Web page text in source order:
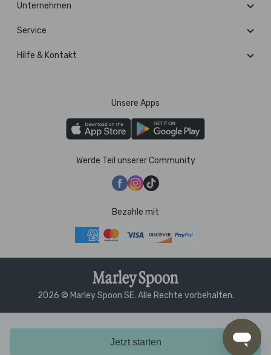
Jetzt starten
Unternehmen
Service
Hilfe & Kontakt
Unsere Apps
Werde Teil unserer Community
Bezahle mit
2026 © Marley Spoon SE. Alle Rechte vorbehalten.